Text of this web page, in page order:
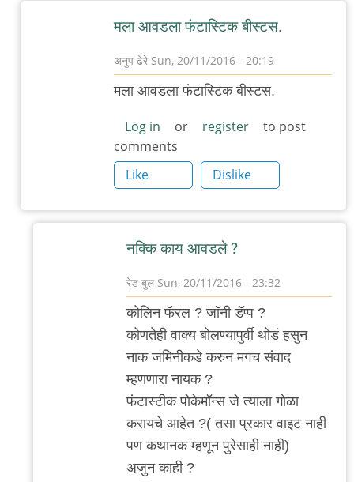
देम
पाहिला..
by
बुल
मला आवडला फंटास्टिक बीस्टस.
अनुप ढेरे Sun, 20/11/2016 - 20:19
In
फंटास्टिक
बिस्ट
अन
हाव
फाइंड
देम
पाहिला..
मला आवडला फंटास्टिक बीस्टस.
Log in or register
to post
comments
Like
Dislike
नक्कि काय आवडले ?
रेड बुल Sun, 20/11/2016 - 23:32
In
reply
आवडला
फंटास्टिक
कोलिन फॅरल ? जॉनी डॅप्प ?
कोणतेही वाक्य बोलण्यापुर्वी थोडं हसुन
नाक जमिनीकडे करुन मगच संवाद
म्हणणारा नायक ?
फंटास्टीक पोकेमॉन्स जे त्याला गोळा
करायचे आहेत ?( तसा प्रकार वाइट नाही
पण कथानक म्हणून पुरेसाही नाही)
अजुन काही ?